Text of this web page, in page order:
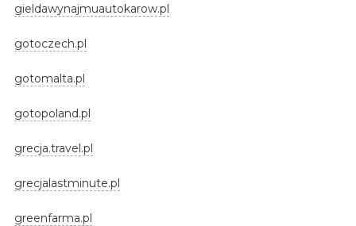
gieldawynajmuautokarow.pl
gotoczech.pl
gotomalta.pl
gotopoland.pl
grecja.travel.pl
grecjalastminute.pl
greenfarma.pl